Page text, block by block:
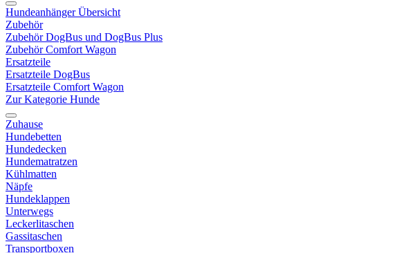
Hundeanhänger Übersicht
Zubehör
Zubehör DogBus und DogBus Plus
Zubehör Comfort Wagon
Ersatzteile
Ersatzteile DogBus
Ersatzteile Comfort Wagon
Zur Kategorie Hunde
Zuhause
Hundebetten
Hundedecken
Hundematratzen
Kühlmatten
Näpfe
Hundeklappen
Unterwegs
Leckerlitaschen
Gassitaschen
Transportboxen